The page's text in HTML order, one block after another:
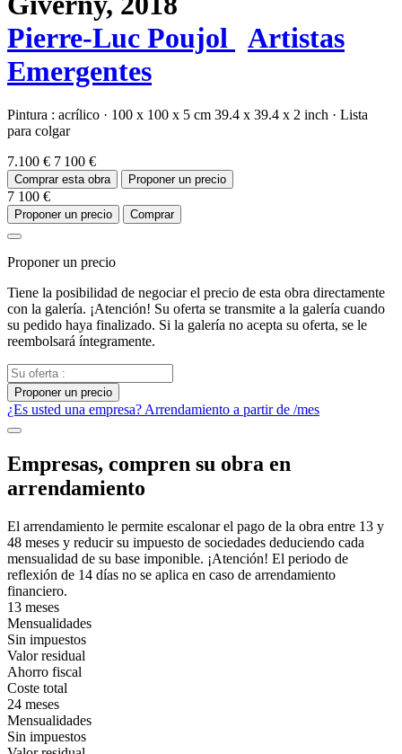
Pierre-Luc Poujol
Artistas
Emergentes
Pintura : acrílico · 100 x 100 x 5 cm 39.4 x 39.4 x 2 inch · Lista
para colgar
7.100 € 7 100 €
Comprar esta obra Proponer un precio
7 100 €
Proponer un precio Comprar
Proponer un precio
Tiene la posibilidad de negociar el precio de esta obra directamente
con la galería. ¡Atención! Su oferta se transmite a la galería cuando
su pedido haya finalizado. Si la galería no acepta su oferta, se le
reembolsará íntegramente.
Proponer un precio
¿Es usted una empresa? Arrendamiento a partir de /mes
Empresas, compren su obra en
arrendamiento
El arrendamiento le permite escalonar el pago de la obra entre 13 y
48 meses y reducir su impuesto de sociedades deduciendo cada
mensualidad de su base imponible. ¡Atención! El periodo de
reflexión de 14 días no se aplica en caso de arrendamiento
financiero.
13 meses
Mensualidades
Sin impuestos
Valor residual
Ahorro fiscal
Coste total
24 meses
Mensualidades
Sin impuestos